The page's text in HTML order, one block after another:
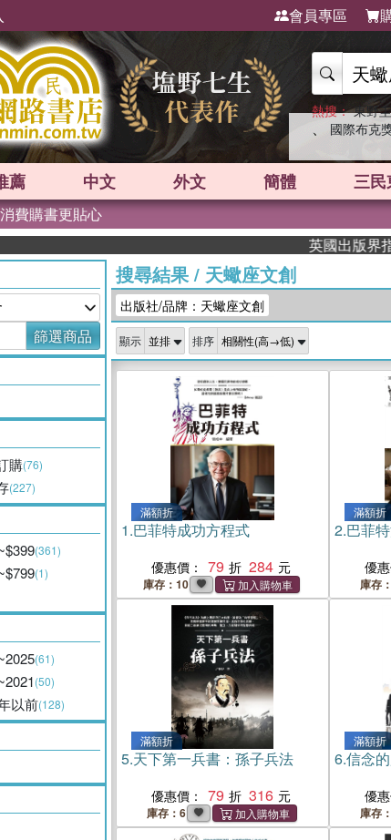
會員專區
熱搜： 東野
、 國際布克
薦 中文 外文 簡體 三
費購書更貼心
英國出版界指標大獎
篩選商品
購(76)
(227)
(361)
(1)
(61)
(50)
以前(128)
搜尋結果/ 天蠍座文創
出版社/品牌：天蠍座文創
顯示 排序
滿額折
1.巴菲特成功方程式
優惠價： 79 284
庫存：10
滿額折
2.巴菲
優惠
庫存
滿額折
5.天下第一兵書：孫子兵法
優惠價： 79 316
庫存：6
滿額折
6.信念
優惠
庫存